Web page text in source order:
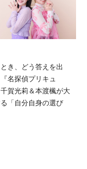
き、どう答えを出
名探偵プリキュ
賀光莉＆本渡楓が大
「自分自身の選び